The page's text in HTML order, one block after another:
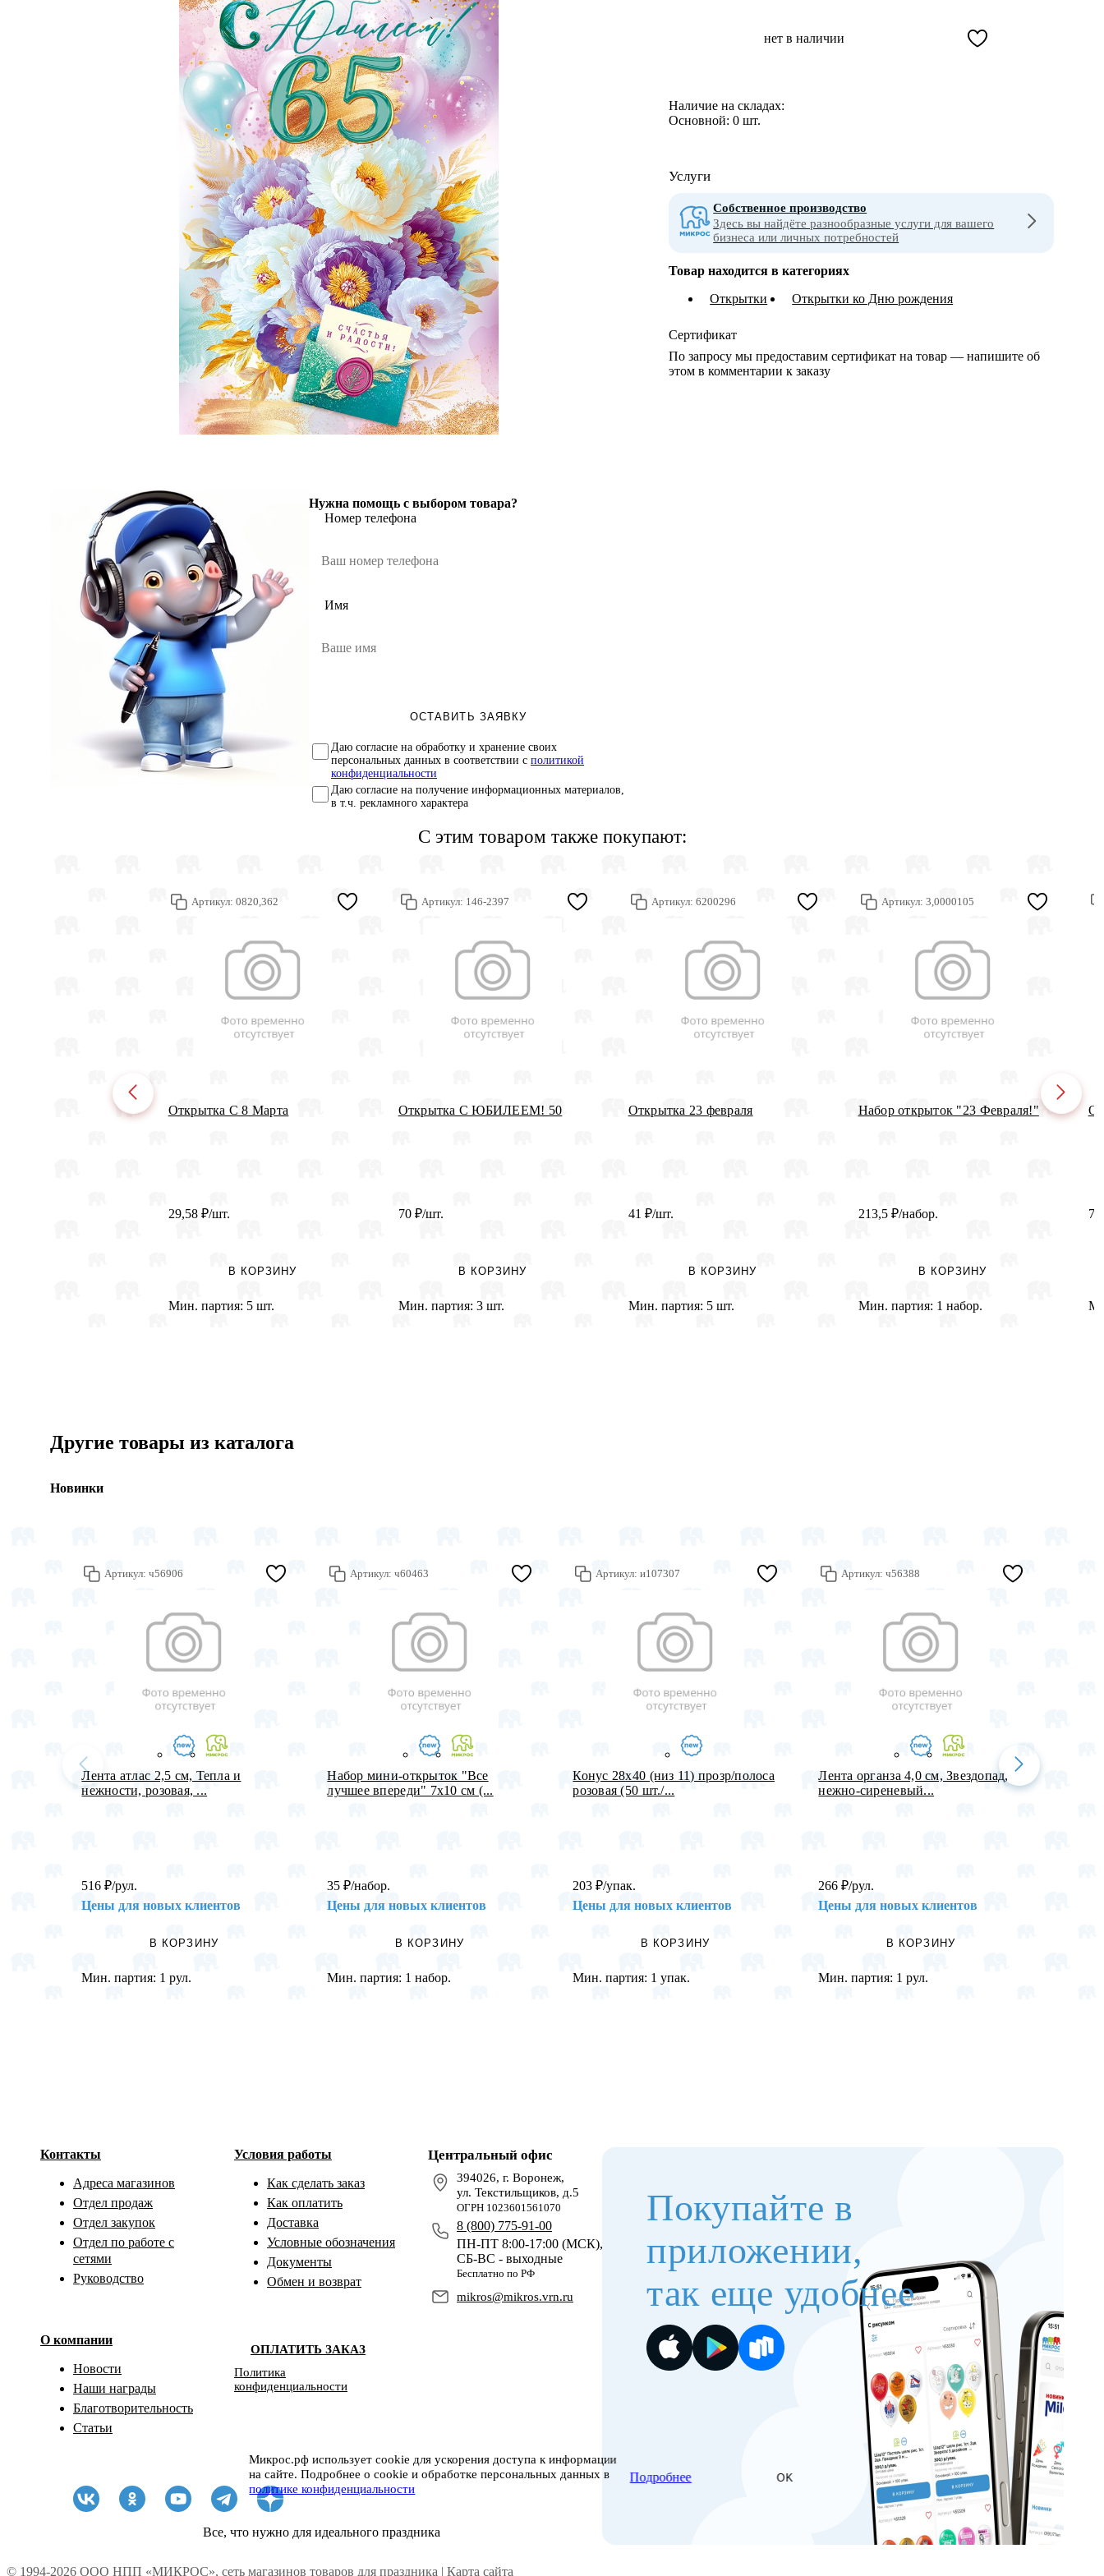
Нужна помощь с выбором товара?
Номер телефона
Имя
ОСТАВИТЬ ЗАЯВКУ
Даю согласие на обработку и хранение своих
персональных данных в соответствии с политикой
конфиденциальности
Даю согласие на получение информационных материалов,
в т.ч. рекламного характера
нет в наличии
Наличие на складах:
Основной:0 шт.
Услуги
Собственное производство
Здесь вы найдёте разнообразные услуги для вашего
бизнеса или личных потребностей
Товар находится в категориях
Открытки
Открытки ко Дню рождения
Сертификат
По запросу мы предоставим сертификат на товар — напишите об
этом в комментарии к заказу
С этим товаром также покупают:
Артикул: 0820,362
Открытка С 8 Марта
29,58 ₽/шт.
В КОРЗИНУ
Мин. партия: 5 шт.
Артикул: 146-2397
Открытка С ЮБИЛЕЕМ! 50
70 ₽/шт.
В КОРЗИНУ
Мин. партия: 3 шт.
Артикул: 6200296
Открытка 23 февраля
41 ₽/шт.
В КОРЗИНУ
Мин. партия: 5 шт.
Артикул: 3,0000105
Набор открыток "23 Февраля!"
213,5 ₽/набор.
В КОРЗИНУ
Мин. партия: 1 набор.
76
Другие товары из каталога
Новинки
Артикул: ч56906
Лента атлас 2,5 см, Тепла и
нежности, розовая, ...
516₽/рул.
Цены для новых клиентов
В КОРЗИНУ
Мин. партия: 1 рул.
Артикул: ч60463
Набор мини-открыток "Все
лучшее впереди" 7х10 см (...
35₽/набор.
Цены для новых клиентов
В КОРЗИНУ
Мин. партия: 1 набор.
Артикул: и107307
Конус 28х40 (низ 11) прозр/полоса
розовая (50 шт./...
203₽/упак.
Цены для новых клиентов
В КОРЗИНУ
Мин. партия: 1 упак.
Артикул: ч56388
Лента органза 4,0 см, Звездопад,
нежно-сиреневый...
266₽/рул.
Цены для новых клиентов
В КОРЗИНУ
Мин. партия: 1 рул.
Микрос.рф использует cookie для ускорения доступа к информации
на сайте. Подробнее о cookie и обработке персональных данных в
политике конфиденциальности
Подробнее OK
Центральный офис
394026, г. Воронеж,
ул. Текстильщиков, д.5
ОГРН 1023601561070
8 (800) 775-91-00
ПН-ПТ 8:00-17:00 (МСК),
СБ-ВС - выходные
Бесплатно по РФ
mikros@mikros.vrn.ru
Контакты
Адреса магазинов
Отдел продаж
Отдел закупок
Отдел по работе с
сетями
Руководство
О компании
Новости
Наши награды
Благотворительность
Статьи
Условия работы
Как сделать заказ
Как оплатить
Доставка
Условные обозначения
Документы
Обмен и возврат
ОПЛАТИТЬ ЗАКАЗ
Политика
конфиденциальности
Все, что нужно для идеального праздника
Покупайте в
приложении,
так еще удобнее
© 1994-2026 ООО НПП «МИКРОС», сеть магазинов товаров для праздника | Карта сайта